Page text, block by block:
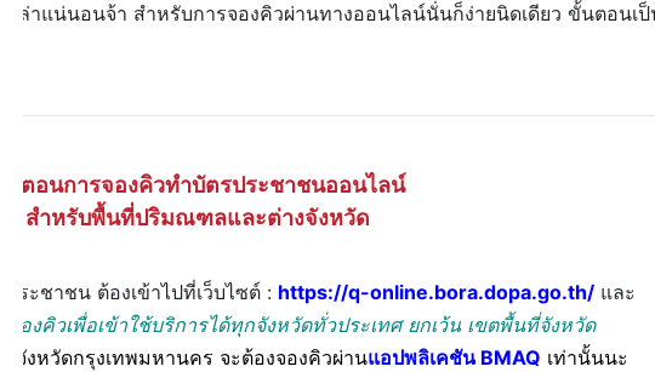
ปล่าแน่นอนจ้า สำหรับการจองคิวผ่านทางออนไลน์นั่นก็ง่ายนิดเดียว ขั้นตอนเ
ขั้นตอนการจองคิวทำบัตรประชาชนออนไลน์
สำหรับพื้นที่ปริมณฑลและต่างจังหวัด
ระชาชน ต้องเข้าไปที่เว็บไซต์ : https://q-online.bora.dopa.go.th/ และ
จองคิวเพื่อเข้าใช้บริการได้ทุกจังหวัดทั่วประเทศ ยกเว้น เขตพื้นที่จังหวัด
ที่จังหวัดกรุงเทพมหานคร จะต้องจองคิวผ่านแอปพลิเคชัน BMAQ เท่านั้นนะ